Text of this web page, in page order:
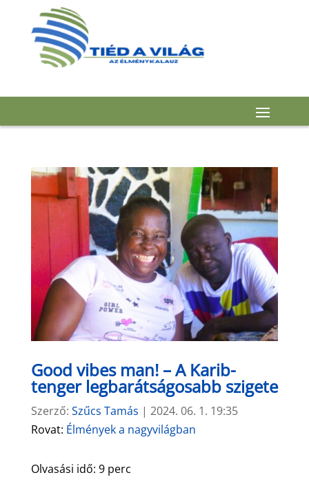
Good vibes man! – A Karib-
tenger legbarátságosabb szigete
Szerző: Szűcs Tamás | 2024. 06. 1. 19:35
Rovat: Élmények a nagyvilágban
Olvasási idő: 9 perc